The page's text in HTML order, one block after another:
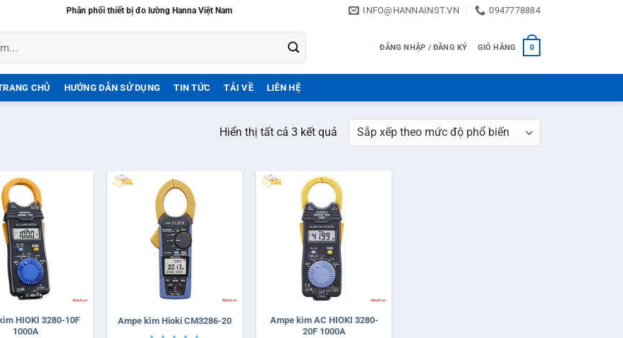
Phân phối thiết bị đo lường Hanna Việt Nam INFO@HANNAINST.VN 0947778884
ĐĂNG NHẬP / ĐĂNG KÝ GIỎ HÀNG 0
CHỦ HƯỚNG DẪN SỬ DỤNG TIN TỨC TẢI VỀ LIÊN HỆ
Hiển thị tất cả 3 kết quảĐã
sắp
theo
mức
độ
phổ
biến
HIOKI 3280-10F
1000A
Ampe kìm Hioki CM3286-20
Ampe kìm AC HIOKI 3280-
20F 1000A